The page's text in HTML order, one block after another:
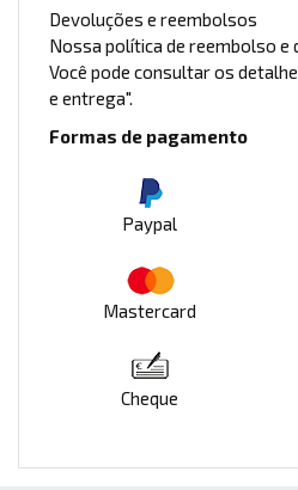
Devoluções e reembolsos
Nossa política de reembolso e
Você pode consultar os
e entrega".
Formas de pagamento
Paypal
Mastercard
Cheque